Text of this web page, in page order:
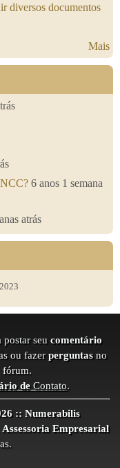
diversos documentos
Mais
6 anos 1 semana
atrás
postar seu comentário
ou fazer perguntas no
fórum.
deContato.
:: Numerabilis
Empresarial